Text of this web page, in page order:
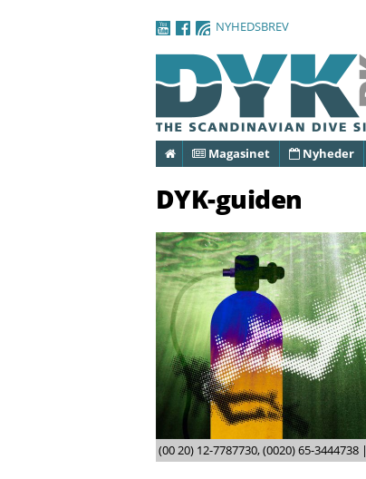
NYHEDSBREV
ForsideMagasinet Nyheder
DYK-guiden
(00 20) 12-7787730, (0020) 65-3444738 |